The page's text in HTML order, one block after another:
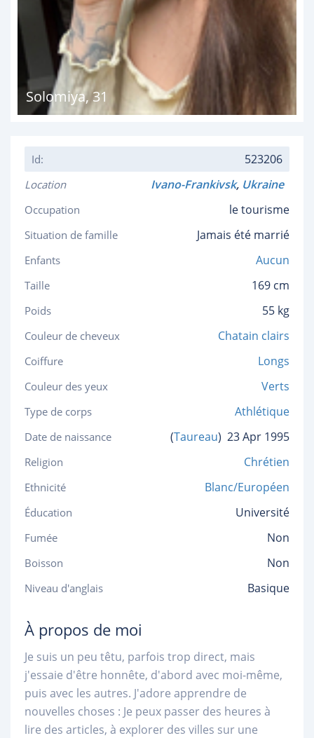
Solomiya,31
Id: 523206
Location Ivano-Frankivsk, Ukraine
Occupation le tourisme
Situation de famille Jamais été marrié
Enfants Aucun
Taille 169 cm
Poids 55 kg
Couleur de cheveux Chatain clairs
Coiffure Longs
Couleur des yeux Verts
Type de corps Athlétique
Date de naissance (Taureau) 23 Apr 1995
Religion Chrétien
Ethnicité Blanc/Européen
Éducation Université
Fumée Non
Boisson Non
Niveau d'anglais Basique
À propos de moi
Je suis un peu têtu, parfois trop direct, mais
j'essaie d'être honnête, d'abord avec moi-même,
puis avec les autres. J'adore apprendre de
nouvelles choses : Je peux passer des heures à
lire des articles, à explorer des villes sur une